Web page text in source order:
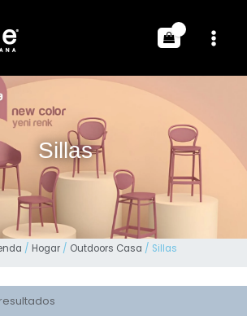
Sillas
/ Hogar/ Outdoors Casa / Sillas